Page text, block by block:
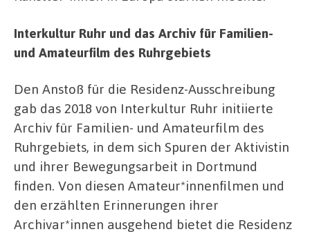
Interkultur Ruhr und das Archiv für Familien-
und Amateurfilm des Ruhrgebiets
Den Anstoß für die Residenz-Ausschreibung
gab das 2018 von Interkultur Ruhr initiierte
Archiv für Familien- und Amateurfilm des
Ruhrgebiets, in dem sich Spuren der Aktivistin
und ihrer Bewegungsarbeit in Dortmund
finden. Von diesen Amateur*innenfilmen und
den erzählten Erinnerungen ihrer
Archivar*innen ausgehend bietet die Residenz